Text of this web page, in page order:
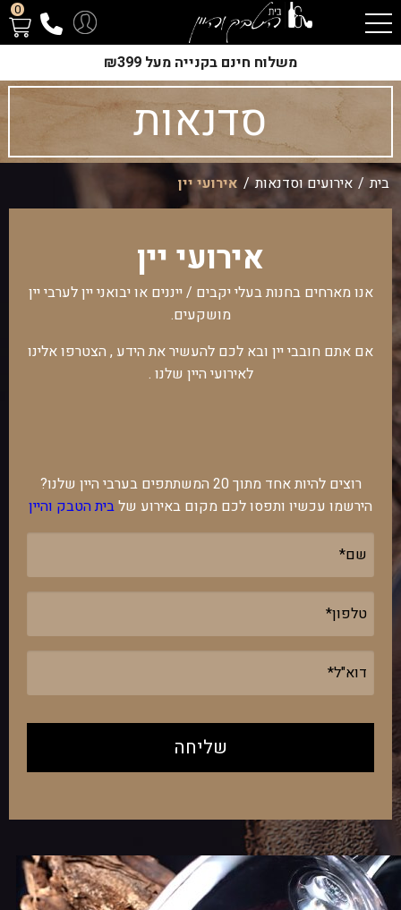
0
משלוח חינם בקנייה מעל ₪399
סדנאות
בית / אירועים וסדנאות / אירועי יין
אירועי יין
אנו מארחים בחנות בעלי יקבים / ייננים או יבואני יין לערבי יין
מושקעים.
אם אתם חובבי יין ובא לכם להעשיר את הידע , הצטרפו אלינו
לאירועי היין שלנו .
רוצים להיות אחד מתוך 20 המשתתפים בערבי היין שלנו?
הירשמו עכשיו ותפסו לכם מקום באירוע שלבית הטבק והיין